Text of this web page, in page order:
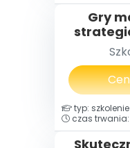
Gry
typ:
czas